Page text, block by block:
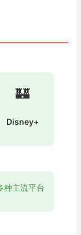
🏰
Disney+
种主流平台